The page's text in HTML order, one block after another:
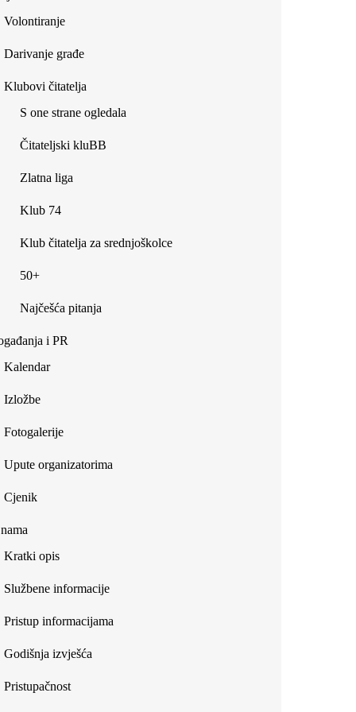
Volontiranje
Darivanje građe
Klubovi čitatelja
S one strane ogledala
Čitateljski kluBB
Zlatna liga
Klub 74
Klub čitatelja za srednjoškolce
50+
Najčešća pitanja
i PR
Kalendar
Izložbe
Fotogalerije
Upute organizatorima
Cjenik
Kratki opis
Službene informacije
Pristup informacijama
Godišnja izvješća
Pristupačnost